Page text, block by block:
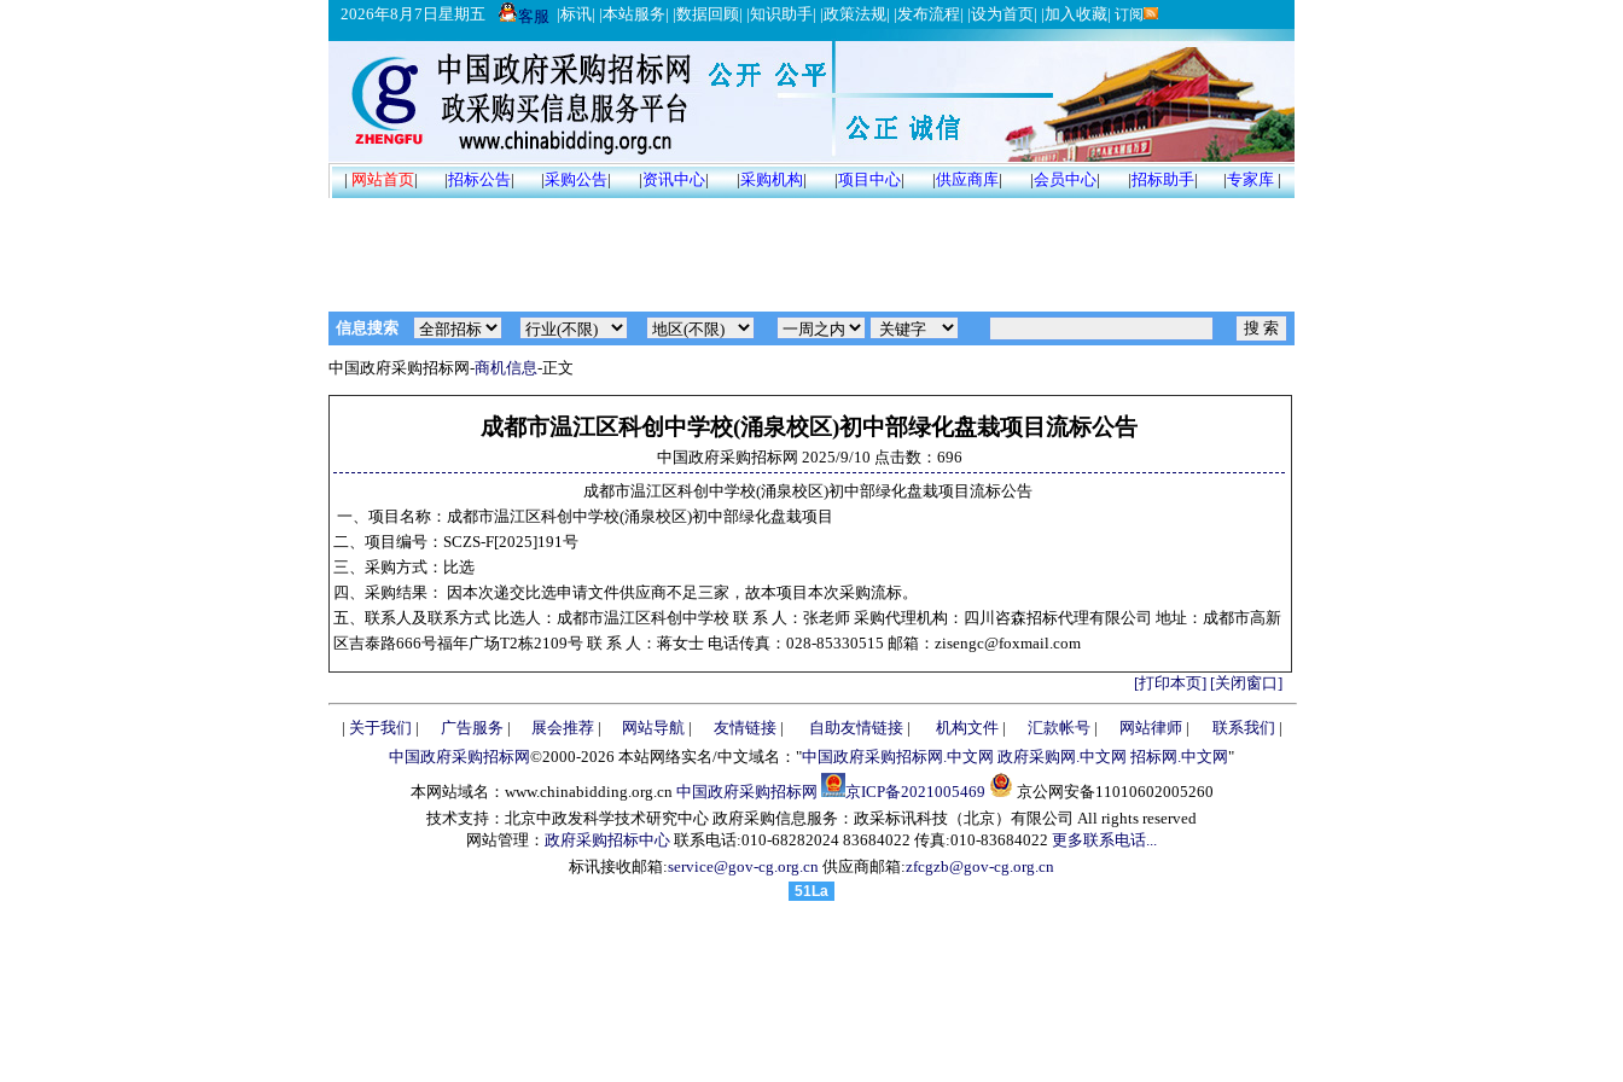
2026年8月7日星期五 客服 |标讯| |本站服务| |数据回顾| |知识助手| |政策法规| |发布流程| |设为首页| |加入收藏| 订阅
|网站首页| |招标公告| |采购公告| |资讯中心| |采购机构| |项目中心| |供应商库| |会员中心| |招标助手| |专家库|
信息搜索
中国政府采购招标网-商机信息-正文
成都市温江区科创中学校(涌泉校区)初中部绿化盘栽项目流标公告
中国政府采购招标网 2025/9/10 点击数：696
成都市温江区科创中学校(涌泉校区)初中部绿化盘栽项目流标公告
一、项目名称：成都市温江区科创中学校(涌泉校区)初中部绿化盘栽项目
二、项目编号：SCZS-F[2025]191号
三、采购方式：比选
四、采购结果： 因本次递交比选申请文件供应商不足三家，故本项目本次采购流标。
五、联系人及联系方式 比选人：成都市温江区科创中学校 联 系 人：张老师 采购代理机构：四川咨森招标代理有限公司 地址：成都市高新
区吉泰路666号福年广场T2栋2109号 联 系 人：蒋女士 电话传真：028-85330515 邮箱：zisengc@foxmail.com
[打印本页] [关闭窗口]
| 关于我们 | 广告服务| 展会推荐| 网站导航 | 友情链接 | 自助友情链接 | 机构文件 | 汇款帐号 | 网站律师 | 联系我们 |
中国政府采购招标网©2000-2026 本站网络实名/中文域名："中国政府采购招标网.中文网 政府采购网.中文网 招标网.中文网"
本网站域名：www.chinabidding.org.cn 中国政府采购招标网 京ICP备2021005469
京公网安备11010602005260
技术支持：北京中政发科学技术研究中心 政府采购信息服务：政采标讯科技（北京）有限公司 All rights reserved
网站管理： 政府采购招标中心 联系电话:010-68282024 83684022 传真:010-83684022 更多联系电话...
标讯接收邮箱:service@gov-cg.org.cn 供应商邮箱:zfcgzb@gov-cg.org.cn
51La